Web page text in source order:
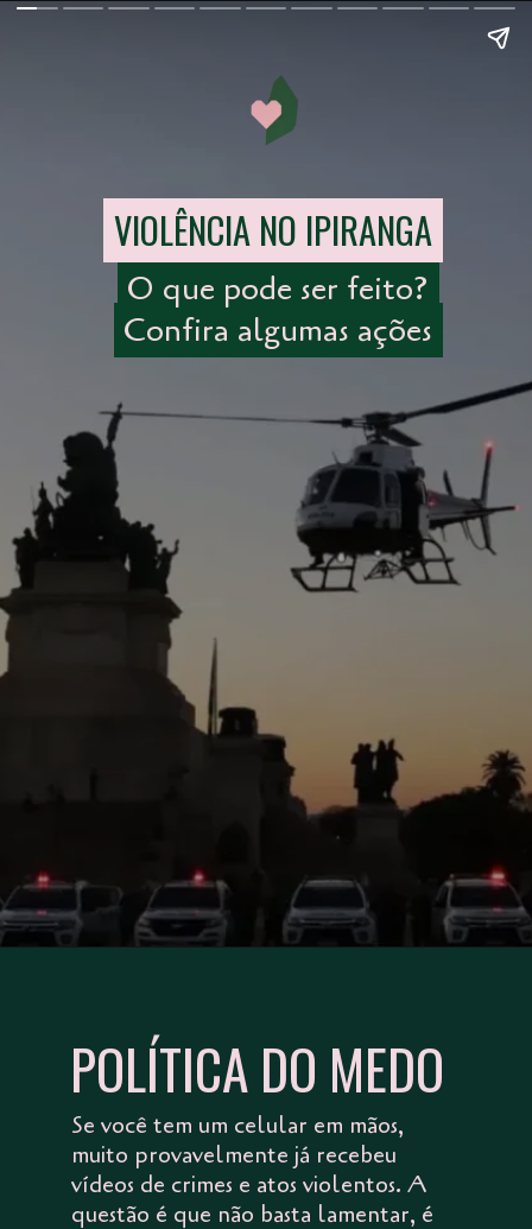
O que pode ser feito?
Confira algumas ações
O que pode ser feito?
Confira algumas ações
VIOLÊNCIA NO IPIRANGA
VIOLÊNCIA NO IPIRANGA
Se você tem um celular em mãos,
muito provavelmente já recebeu
vídeos de crimes e atos violentos. A
questão é que não basta lamentar, é
POLÍTICA DO MEDO